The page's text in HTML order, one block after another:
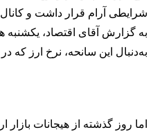
شرایطی آرام قرار داشت و کانال ۵۸ هزار تومان را حفظ کرد.
به گزارش آقای اقتصاد، یکشنبه
به‌دنبال این سانحه، نرخ ارز که در روزهای پیش از آن تا ۵۷ هزار تومان هم کاهش یافته بود، با افزایش مواجه شد و حتی
اما روز گذشته از هیجانات بازار ارز کاسته شد و